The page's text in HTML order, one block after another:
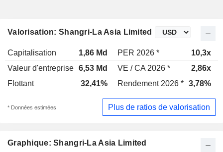
Valorisation: Shangri-La Asia Limited
Capitalisation 1,86 Md PER 2026 * 10,3x
Valeur d'entreprise 6,53 Md VE / CA 2026 * 2,86x
Flottant
32,41% Rendement 2026 * 3,78%
* Données estimées Plus de ratios de valorisation
Graphique: Shangri-La Asia Limited